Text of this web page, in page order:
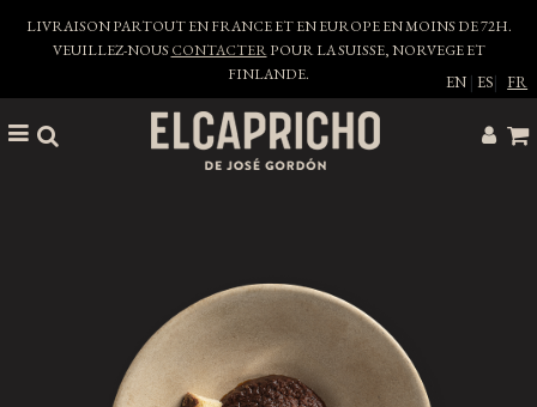
LIVRAISON PARTOUT EN FRANCE ET EN EUROPE EN MOINS DE 72H.
VEUILLEZ-NOUSCONTACTERPOUR LA SUISSE, NORVEGE ET
FINLANDE.
EN |ES| FR